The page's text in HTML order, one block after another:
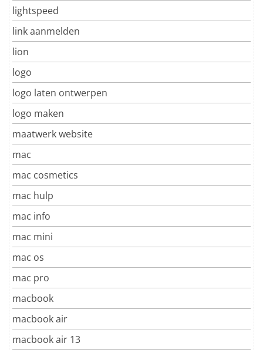
lightspeed
link aanmelden
lion
logo
logo laten ontwerpen
logo maken
maatwerk website
mac
mac cosmetics
mac hulp
mac info
mac mini
mac os
mac pro
macbook
macbook air
macbook air 13